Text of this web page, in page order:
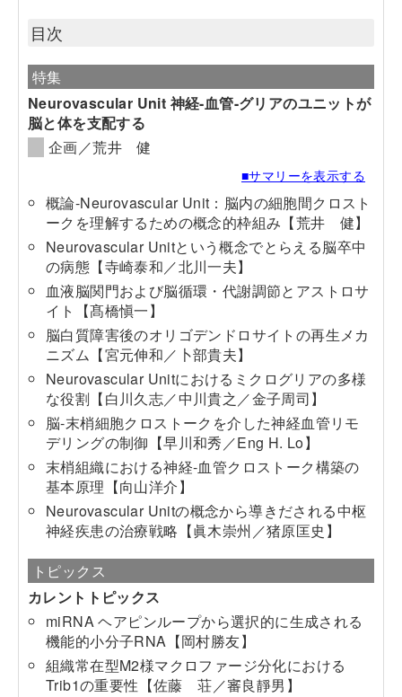
目次
特集
Neurovascular Unit 神経-血管-グリアのユニットが
脳と体を支配する
企画／荒井 健
■サマリーを表示する
概論-Neurovascular Unit：脳内の細胞間クロスト
ークを理解するための概念的枠組み【荒井 健】
Neurovascular Unitという概念でとらえる脳卒中
の病態【寺崎泰和／北川一夫】
血液脳関門および脳循環・代謝調節とアストロサ
イト【髙橋愼一】
脳白質障害後のオリゴデンドロサイトの再生メカ
ニズム【宮元伸和／卜部貴夫】
Neurovascular Unitにおけるミクログリアの多様
な役割【白川久志／中川貴之／金子周司】
脳-末梢細胞クロストークを介した神経血管リモ
デリングの制御【早川和秀／Eng H. Lo】
末梢組織における神経-血管クロストーク構築の
基本原理【向山洋介】
Neurovascular Unitの概念から導きだされる中枢
神経疾患の治療戦略【眞木崇州／猪原匡史】
トピックス
カレントトピックス
miRNA ヘアピンループから選択的に生成される
機能的小分子RNA【岡村勝友】
組織常在型M2様マクロファージ分化における
Trib1の重要性【佐藤 荘／審良靜男】